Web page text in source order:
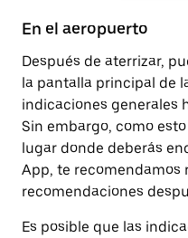
En el aeropuerto
Después de aterrizar,
la pantalla principal de
indicaciones generales
Sin embargo, como
lugar donde deberás
App, te recomendamos
recomendaciones
Es posible que las